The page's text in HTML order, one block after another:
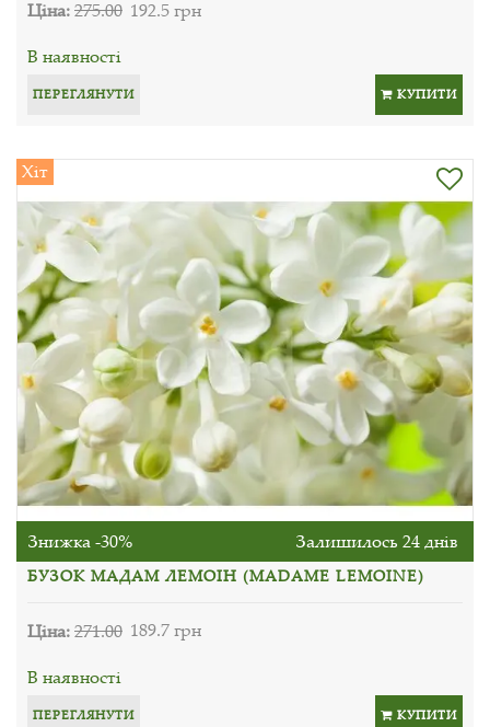
Ціна:275.00 192.5 грн
В наявності
ПЕРЕГЛЯНУТИ КУПИТИ
Хіт
Знижка -30% Залишилось 24 днів
БУЗОК МАДАМ ЛЕМОІН (MADAME LEMOINE)
Ціна:271.00 189.7 грн
В наявності
ПЕРЕГЛЯНУТИ КУПИТИ